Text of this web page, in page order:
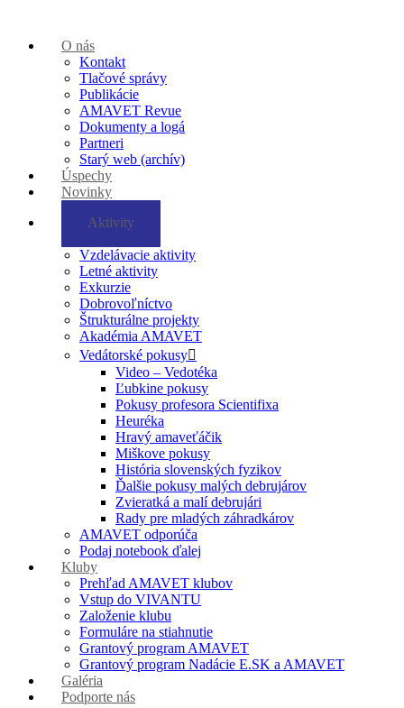
O nás
Kontakt
Tlačové správy
Publikácie
AMAVET Revue
Dokumenty a logá
Partneri
Starý web (archív)
Úspechy
Novinky
Aktivity
Vzdelávacie aktivity
Letné aktivity
Exkurzie
Dobrovoľníctvo
Štrukturálne projekty
Akadémia AMAVET
Vedátorské pokusy
Video – Vedotéka
Ľubkine pokusy
Pokusy profesora Scientifixa
Heuréka
Hravý amaveťáčik
Miškove pokusy
História slovenských fyzikov
Ďalšie pokusy malých debrujárov
Zvieratká a malí debrujári
Rady pre mladých záhradkárov
AMAVET odporúča
Podaj notebook ďalej
Kluby
Prehľad AMAVET klubov
Vstup do VIVANTU
Založenie klubu
Formuláre na stiahnutie
Grantový program AMAVET
Grantový program Nadácie E.SK a AMAVET
Galéria
Podporte nás